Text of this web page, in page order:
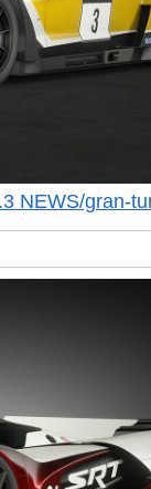
NEWS/gran-